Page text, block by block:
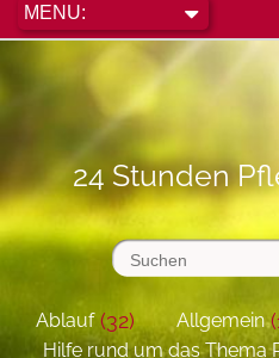
24 Stunden
Ablauf(32) Allgemein
Hilfe rund um das Thema